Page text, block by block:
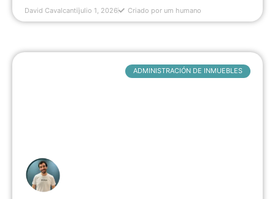
David Cavalcanti julio 1, 2026 Criado por um humano
ADMINISTRACIÓN DE INMUEBLES